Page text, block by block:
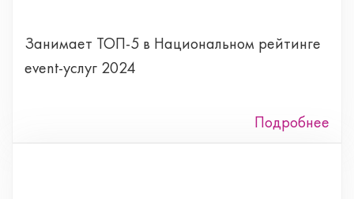
Занимает ТОП-5 в Национальном рейтинге
event-услуг 2024
Подробнее